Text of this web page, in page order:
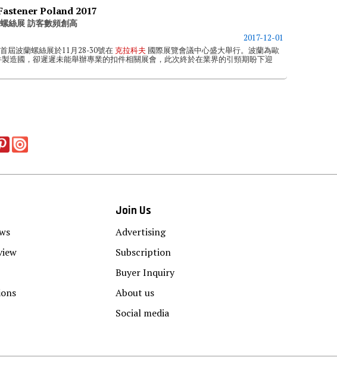
Poland 2017
絲展 訪客數頻創高
2017-12-01
屆波蘭螺絲展於11月28-30號在克拉科夫 國際展覽會議中心盛大舉行。波蘭為歐
造國，卻遲遲未能舉辦專業的扣件相關展會，此次終於在業界的引頸期盼下迎
Join Us
Advertising
Subscription
Buyer Inquiry
About us
Social media